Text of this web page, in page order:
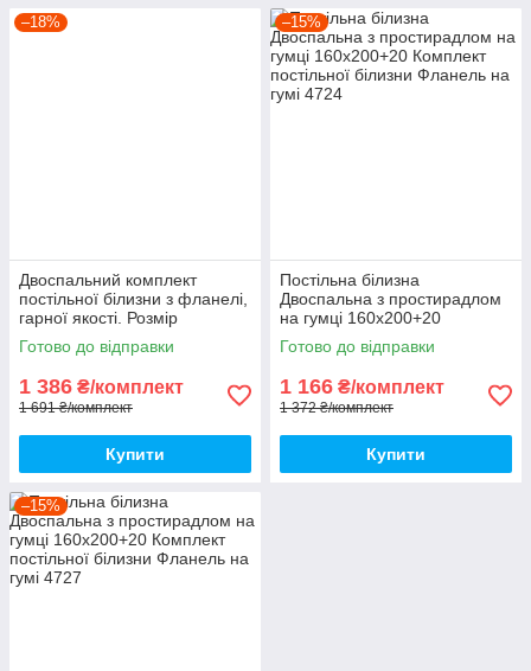
–18%
Двоспальний комплект
постільної білизни з фланелі,
гарної якості. Розмір
підковдри 180 на 220
Готово до відправки
1 386 ₴/комплект
1 691 ₴/комплект
Купити
–15%
Постільна білизна
Двоспальна з простирадлом
на гумці 160х200+20
Комплект постільної білизни
Фланель на гумі
Готово до відправки
1 166 ₴/комплект
1 372 ₴/комплект
Купити
–15%